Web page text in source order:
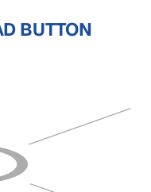
BUTTON